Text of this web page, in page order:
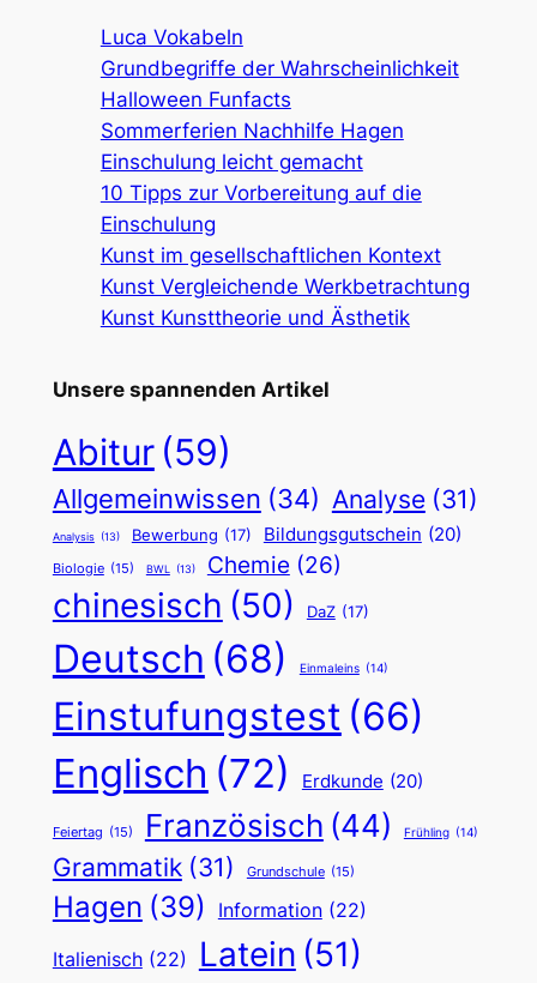
Luca Vokabeln
Grundbegriffe der Wahrscheinlichkeit
Halloween Funfacts
Sommerferien Nachhilfe Hagen
Einschulung leicht gemacht
10 Tipps zur Vorbereitung auf die
Einschulung
Kunst im gesellschaftlichen Kontext
Kunst Vergleichende Werkbetrachtung
Kunst Kunsttheorie und Ästhetik
Unsere spannenden Artikel
Abitur (59)
Allgemeinwissen (34) Analyse (31)
Analysis (13) Bewerbung (17) Bildungsgutschein (20)
Biologie (15) BWL (13) Chemie (26)
chinesisch (50) DaZ (17)
Deutsch (68) Einmaleins (14)
Einstufungstest (66)
Englisch (72) Erdkunde (20)
Feiertag (15) Französisch (44) Frühling (14)
Grammatik (31) Grundschule (15)
Hagen (39) Information (22)
Italienisch (22) Latein (51)